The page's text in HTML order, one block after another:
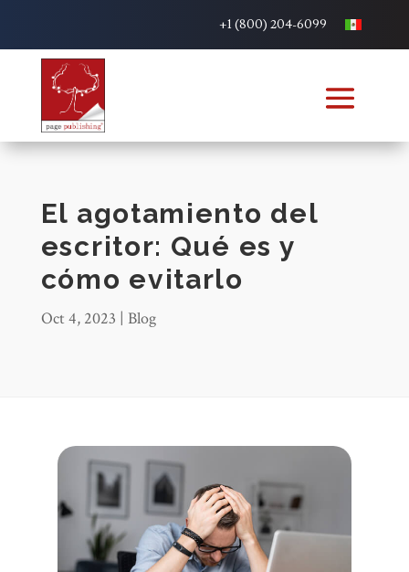
+1 (800) 204-6099
El agotamiento del
escritor: Qué es y
cómo evitarlo
Oct 4, 2023 | Blog